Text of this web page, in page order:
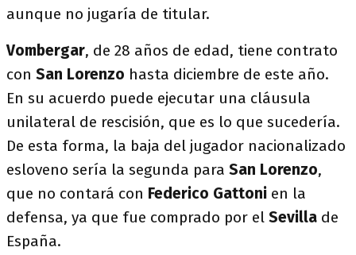
aunque no jugaría de titular.
Vombergar, de 28 años de edad, tiene contrato
con San Lorenzo hasta diciembre de este año.
En su acuerdo puede ejecutar una cláusula
unilateral de rescisión, que es lo que sucedería.
De esta forma, la baja del jugador nacionalizado
esloveno sería la segunda para San Lorenzo,
que no contará con Federico Gattoni en la
defensa, ya que fue comprado por el Sevilla de
España.